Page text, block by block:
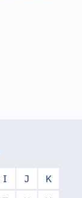
I J
K